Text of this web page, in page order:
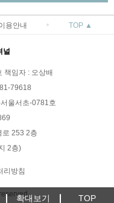
확대보기 TOP
용안내 TOP ▲
널
책임자 : 오상배
79618
울서초-0781호
로 253 2층
2층)
리방침